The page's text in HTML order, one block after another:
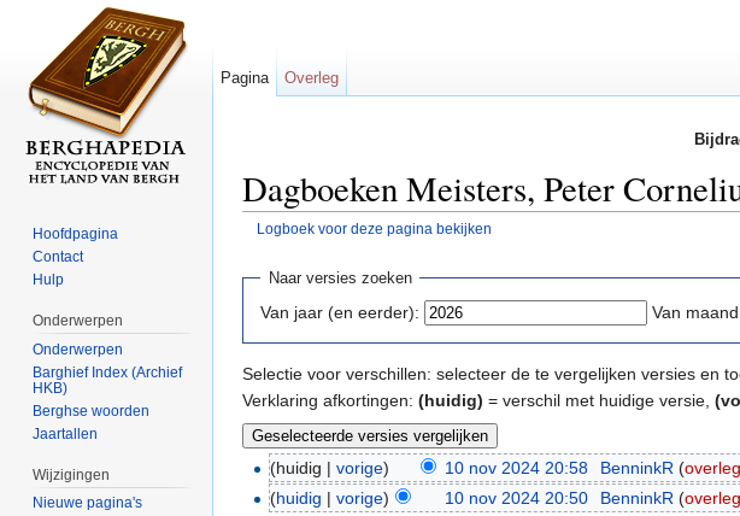
Dagboeken Meisters, Peter
Logboek voor deze pagina bekijken
Naar versies zoeken
Van jaar (en eerder): Van
Selectie voor verschillen: selecteer de te vergelijken versies en
Verklaring afkortingen: (huidig) = verschil met huidige versie,
(huidig |vorige) 10 nov 2024 20:58 BenninkR (overleg
(huidig |vorige) 10 nov 2024 20:50 BenninkR (overleg
Pagina Overleg
Hoofdpagina
Contact
Hulp
Onderwerpen
Onderwerpen
Barghief Index (Archief
HKB)
Berghse woorden
Jaartallen
Wijzigingen
Nieuwe pagina's